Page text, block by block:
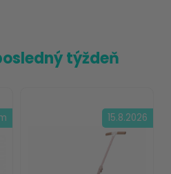
týždeň
15.8.2026